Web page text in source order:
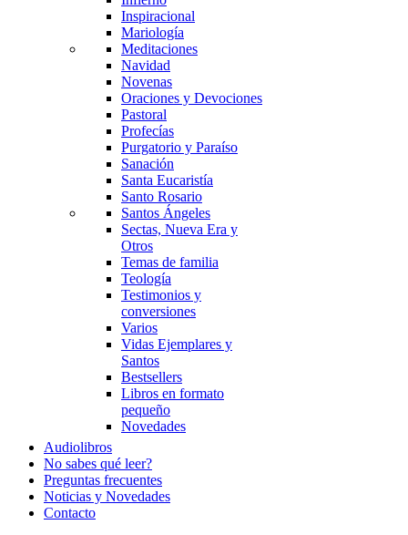
Inspiracional
Mariología
Meditaciones
Navidad
Novenas
Oraciones y Devociones
Pastoral
Profecías
Purgatorio y Paraíso
Sanación
Santa Eucaristía
Santo Rosario
Santos Ángeles
Sectas, Nueva Era y
Otros
Temas de familia
Teología
Testimonios y
conversiones
Varios
Vidas Ejemplares y
Santos
Bestsellers
Libros en formato
pequeño
Novedades
Audiolibros
No sabes qué leer?
Preguntas frecuentes
Noticias y Novedades
Contacto